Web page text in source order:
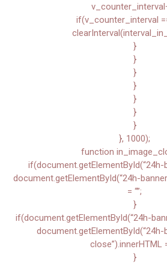
if(v_counter_interval
}
}
}
}
}
}
}
}, 1000);
function
document.getElementById(“24h-
= “”;
}
if(document.getElementById(“24h-
close”).innerHTML =
}